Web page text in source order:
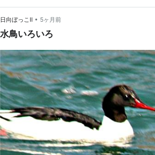
日向ぼっこⅡ • 5ヶ月前
水鳥いろいろ